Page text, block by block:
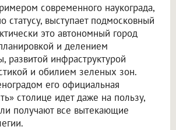
современного наукограда,
статусу, выступает подмосковный
это автономный город
и делением
развитой инфраструктурой
и обилием зеленых зон.
его официальная
столице идет даже на пользу,
получают все вытекающие